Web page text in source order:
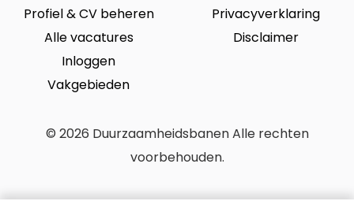
Profiel & CV beheren
Alle vacatures
Inloggen
Vakgebieden
Privacyverklaring
Disclaimer
© 2026 Duurzaamheidsbanen Alle rechten
voorbehouden.